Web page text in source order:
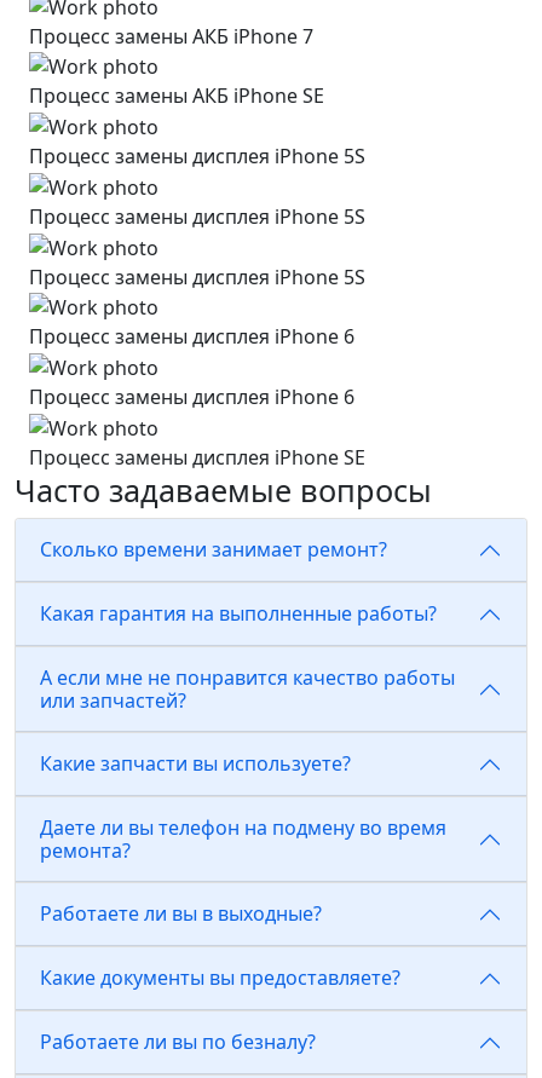
Процесс замены АКБ iPhone 7
Процесс замены АКБ iPhone SE
Процесс замены дисплея iPhone 5S
Процесс замены дисплея iPhone 5S
Процесс замены дисплея iPhone 5S
Процесс замены дисплея iPhone 6
Процесс замены дисплея iPhone 6
Процесс замены дисплея iPhone SE
Часто задаваемые вопросы
Сколько времени занимает ремонт?
Какая гарантия на выполненные работы?
А если мне не понравится качество работы
или запчастей?
Какие запчасти вы используете?
Даете ли вы телефон на подмену во время
ремонта?
Работаете ли вы в выходные?
Какие документы вы предоставляете?
Работаете ли вы по безналу?